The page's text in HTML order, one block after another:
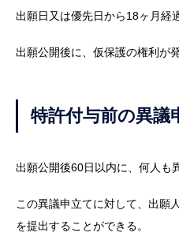
出願日又は優先日から18ヶ月経
出願公開後に、仮保護の権利が
特許付与前の異議
出願公開後60日以内に、何人も
この異議申立てに対して、出願
を提出することができる。